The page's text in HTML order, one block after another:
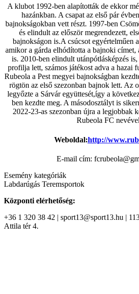
A klubot 1992-ben alapították de ekkor
hazánkban. A csapat az első pár
bajnokságokban vett részt. 1997-ben
és elindult az először megrendezett,
bajnokságon is.A csúcsot egyértelműen
amikor a gárda elhódította a bajnoki címet,
is. 2010-ben elindult utánpótlásképzés
profilja lett, számos játékost adva a hazai
Rubeola a Pest megyei bajnokságban
rögtön az első szezonban bajnok lett. Az
legyőzte a Sárvár együttesét,így a
ben kezdte meg. A másodosztályt is
2022-23-as szezonban újra a legjobbak
Rubeola FC
Weboldal:http://
E-mail cím:
Esemény kategóriák
Labdarúgás Teremsportok
Központi elérhetőség:
+36 1 320 38 42 | sport13@sport13.hu |
Attila tér 4.